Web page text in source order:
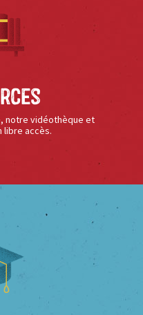
notre vidéothèque et
libre accès.